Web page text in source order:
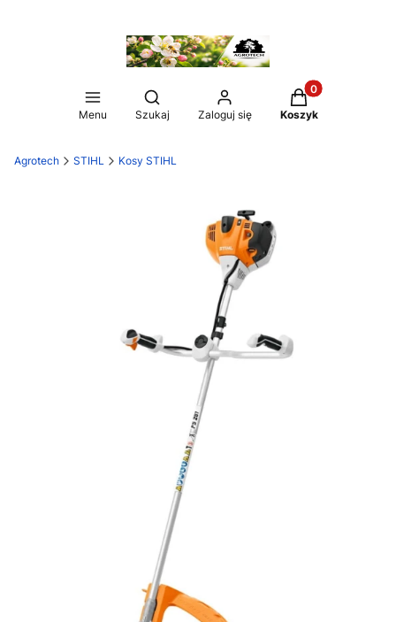
Menu
Otwórz wyszukiwarkę
Szukaj Zaloguj się
Produkty w
Koszyk
Agrotech STIHL Kosy STIHL